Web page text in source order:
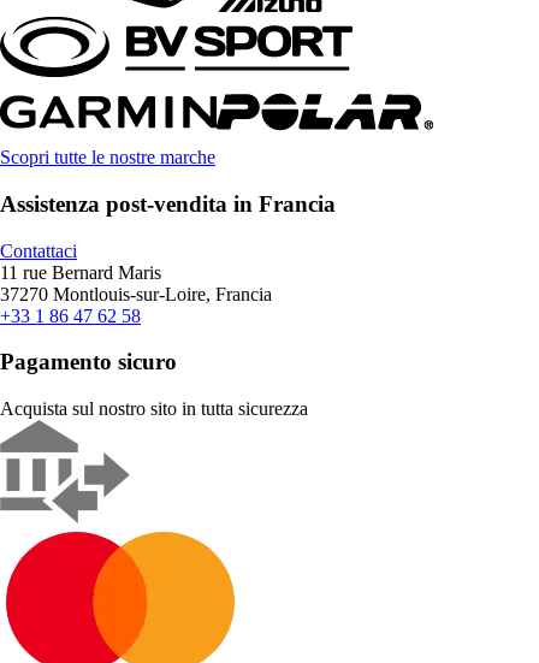
Scopri tutte le nostre marche
Assistenza post-vendita in Francia
Contattaci
11 rue Bernard Maris
37270 Montlouis-sur-Loire, Francia
+33 1 86 47 62 58
Pagamento sicuro
Acquista sul nostro sito in tutta sicurezza